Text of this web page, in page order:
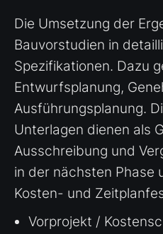
Die Umsetzung der
Bauvorstudien in
Spezifikationen. Dazu
Entwurfsplanung,
Ausführungsplanung.
Unterlagen dienen als
Ausschreibung und
in der nächsten Phase
Kosten- und
Vorprojekt /